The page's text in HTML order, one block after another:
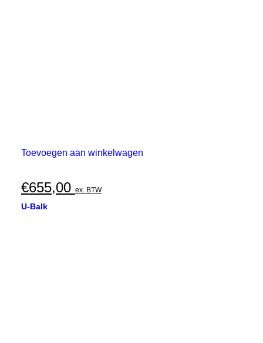
Toevoegen aan winkelwagen
€655,00 ex. BTW
U-Balk